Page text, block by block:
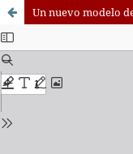
Un nuevo modelo